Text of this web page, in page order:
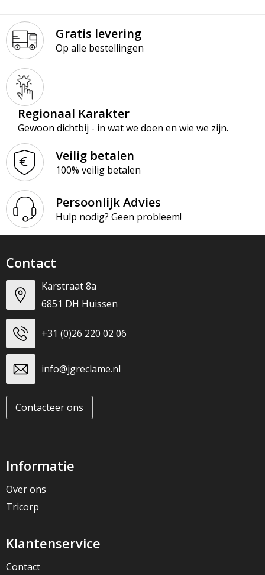
Gratis levering
Op alle bestellingen
Regionaal Karakter
Gewoon dichtbij - in wat we doen en wie we zijn.
Veilig betalen
100% veilig betalen
Persoonlijk Advies
Hulp nodig? Geen probleem!
Contact
Karstraat 8a
6851 DH Huissen
+31 (0)26 220 02 06
info@jgreclame.nl
Contacteer ons
Informatie
Over ons
Tricorp
Klantenservice
Contact